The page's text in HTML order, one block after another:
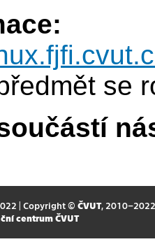
se
| Copyright © ČVUT, 2010–2022
centrum ČVUT